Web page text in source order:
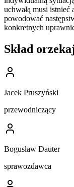
uchwałą musi istnieć
powodować
konkretnych
Skład
Jacek Pruszyński
przewodniczący
Bogusław Dauter
sprawozdawca